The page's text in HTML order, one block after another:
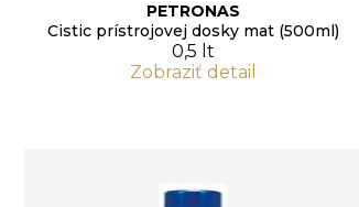
PETRONAS
Cistic prístrojovej dosky mat (500ml)
0,5 lt
Zobraziť detail